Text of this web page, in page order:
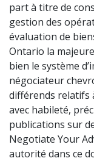
part à titre de
gestion des
évaluation de
Ontario la
bien le système
négociateur
différends relatifs
avec habileté,
publications sur
Negotiate Your
autorité dans ce